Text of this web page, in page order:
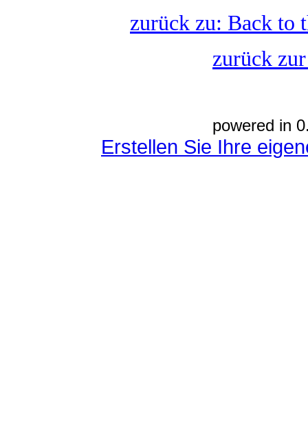
zurück zu: Back to
zurück
powered in
Erstellen Sie Ihre